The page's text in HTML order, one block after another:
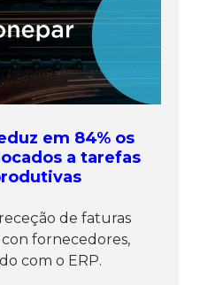
em 84% os
a tarefas
de faturas
fornecedores,
com o ERP.